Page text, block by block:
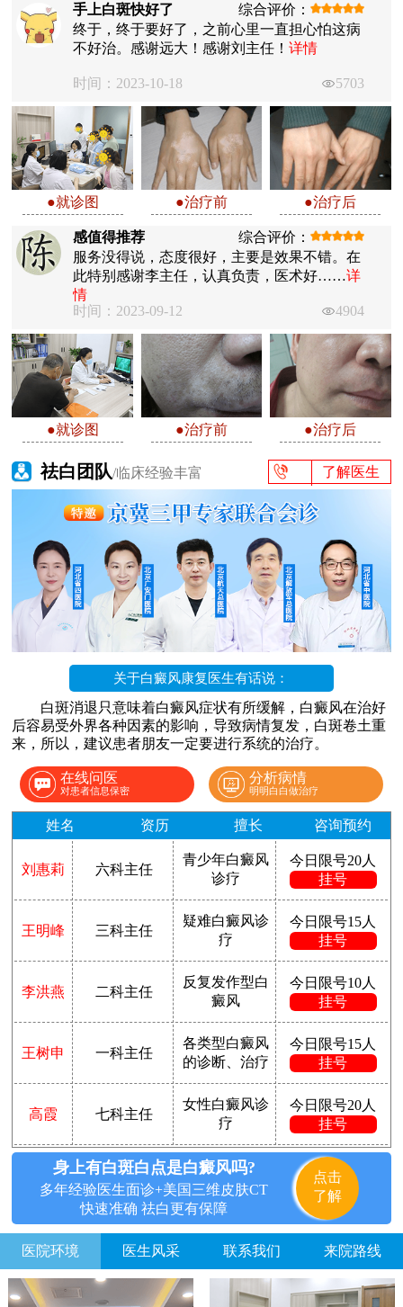
手上白斑快好了
综合评价：
终于，终于要好了，之前心里一直担心怕这病
不好治。感谢远大！感谢刘主任！详情
时间：2023-10-18 5703
●就诊图 ●治疗前 ●治疗后
感值得推荐
综合评价：
服务没得说，态度很好，主要是效果不错。在
此特别感谢李主任，认真负责，医术好……详
情
时间：2023-09-12
4904
●就诊图 ●治疗前 ●治疗后
祛白团队/临床经验丰富 了解医生
关于白癜风康复医生有话说：
白斑消退只意味着白癜风症状有所缓解，白癜风在治好
后容易受外界各种因素的影响，导致病情复发，白斑卷土重
来，所以，建议患者朋友一定要进行系统的治疗。
在线问医
对患者信息保密
分析病情
明明白白做治疗
姓名 资历 擅长 咨询预约
刘惠莉 六科主任
青少年白癜风
诊疗
今日限号20人
挂号
王明峰 三科主任
疑难白癜风诊
疗
今日限号15人
挂号
李洪燕 二科主任
反复发作型白
癜风
今日限号10人
挂号
王树申 一科主任
各类型白癜风
的诊断、治疗
今日限号15人
挂号
高霞 七科主任
女性白癜风诊
疗
今日限号20人
挂号
身上有白斑白点是白癜风吗?
多年经验医生面诊+美国三维皮肤CT
快速准确 祛白更有保障
点击
了解
医院环境 医生风采 联系我们 来院路线